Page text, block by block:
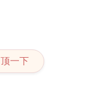
顶一下